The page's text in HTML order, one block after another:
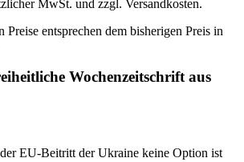
MwSt. und zzgl. Versandkosten.
Preise entsprechen dem bisherigen Preis in
Wochenzeitschrift aus
EU-Beitritt der Ukraine keine Option ist